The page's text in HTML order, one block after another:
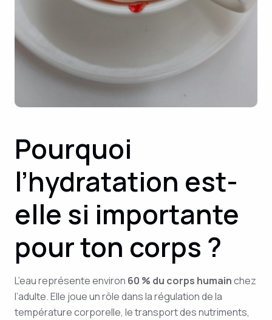
Pourquoi
l’hydratation est-
elle si importante
pour ton corps ?
L’eau représente environ 60 % du corps humainchez
l’adulte. Elle joue un rôle dans la régulation de la
température corporelle, le transport des nutriments,